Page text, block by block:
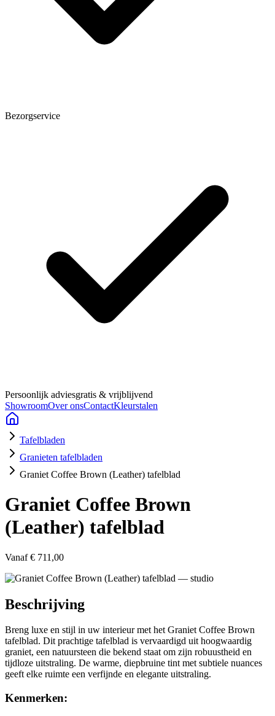
Bezorgservice
Persoonlijk adviesgratis & vrijblijvend
ShowroomOver onsContactKleurstalen
Tafelbladen
Granieten tafelbladen
Graniet Coffee Brown (Leather) tafelblad
Graniet Coffee Brown
(Leather) tafelblad
Vanaf € 711,00
Beschrijving
Breng luxe en stijl in uw interieur met het Graniet Coffee Brown
tafelblad. Dit prachtige tafelblad is vervaardigd uit hoogwaardig
graniet, een natuursteen die bekend staat om zijn robuustheid en
tijdloze uitstraling. De warme, diepbruine tint met subtiele nuances
geeft elke ruimte een verfijnde en elegante uitstraling.
Kenmerken: